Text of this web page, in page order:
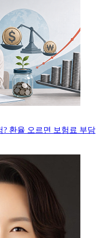
? 환율 오르면 보험료 부담